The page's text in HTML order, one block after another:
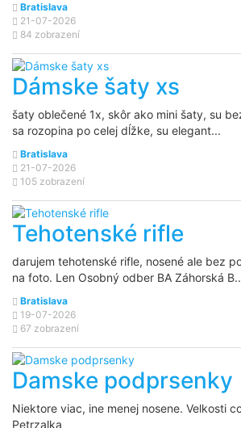
Bratislava
21-07-2026
84 zobrazení
Dámske šaty xs
šaty oblečené 1x, skôr ako mini šaty, su
sa rozopina po celej dĺžke, su elegant...
Bratislava
21-07-2026
105 zobrazení
Tehotenské rifle
darujem tehotenské rifle, nosené ale bez
na foto. Len Osobný odber BA Záhorská
Bratislava
19-07-2026
67 zobrazení
Damske podprsenky
Niektore viac, ine menej nosene. Velkosti
Petrzalka